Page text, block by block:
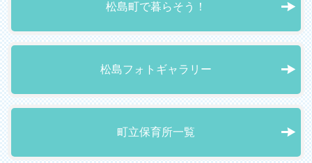
松島町で暮らそう！
松島フォトギャラリー
町立保育所一覧